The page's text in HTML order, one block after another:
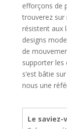
efforçons de
trouverez sur
résistent aux
designs
de
supporter les
s’est bâtie
nous une
Le saviez-